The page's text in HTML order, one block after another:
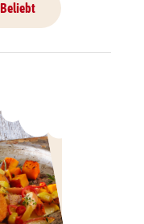
Beliebt
Beliebt